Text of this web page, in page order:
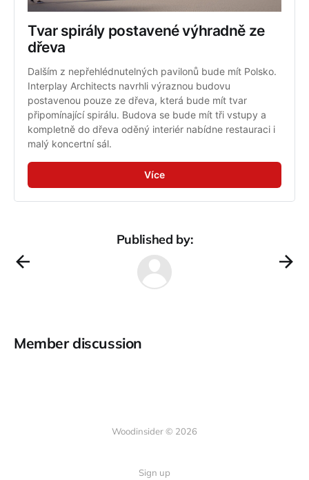
Tvar spirály postavené výhradně ze
dřeva
Dalším z nepřehlédnutelných pavilonů bude mít Polsko.
Interplay Architects navrhli výraznou budovu
postavenou pouze ze dřeva, která bude mít tvar
připomínající spirálu. Budova se bude mít tři vstupy a
kompletně do dřeva oděný interiér nabídne restauraci i
malý koncertní sál.
Více
Published by:
Member discussion
Woodinsider © 2026
Sign up